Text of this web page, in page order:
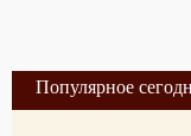
Популярное